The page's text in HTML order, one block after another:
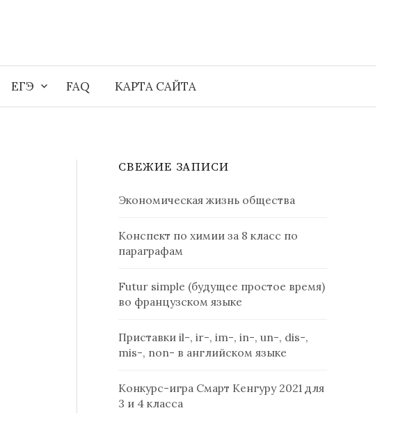
ЕГЭ FAQ КАРТА САЙТА
Найти:
СВЕЖИЕ ЗАПИСИ
Экономическая жизнь общества
Конспект по химии за 8 класс по
параграфам
Futur simple (будущее простое время)
во французском языке
Приставки il-, ir-, im-, in-, un-, dis-,
mis-, non- в английском языке
Конкурс-игра Смарт Кенгуру 2021 для
3 и 4 класса